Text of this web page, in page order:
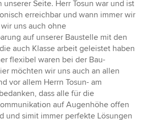
unserer Seite. Herr Tosun war und ist
erreichbar und wann immer wir
uns auch ohne
auf unserer Baustelle mit den
auch Klasse arbeit geleistet haben
flexibel waren bei der Bau-
möchten wir uns auch an allen
vor allem Herrn Tosun- am
dass alle für die
auf Augenhöhe offen
und simit immer perfekte Lösungen